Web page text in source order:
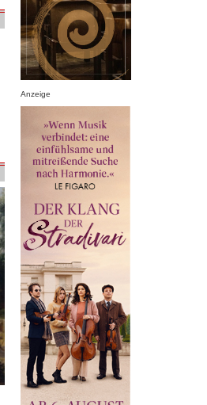
Anzeige